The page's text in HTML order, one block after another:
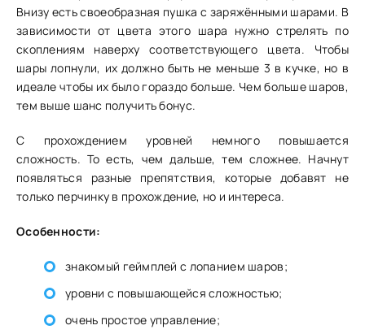
Внизу есть своеобразная пушка с заряжёнными шарами. В
зависимости от цвета этого шара нужно стрелять по
скоплениям наверху соответствующего цвета. Чтобы
шары лопнули, их должно быть не меньше 3 в кучке, но в
идеале чтобы их было гораздо больше. Чем больше шаров,
тем выше шанс получить бонус.
С прохождением уровней немного повышается
сложность. То есть, чем дальше, тем сложнее. Начнут
появляться разные препятствия, которые добавят не
только перчинку в прохождение, но и интереса.
Особенности:
знакомый геймплей с лопанием шаров;
уровни с повышающейся сложностью;
очень простое управление;